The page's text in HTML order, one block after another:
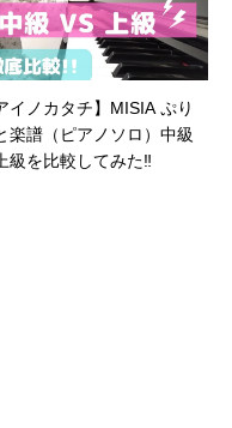
イノカタチ】MISIA ぷり
楽譜（ピアノソロ）中級
級を比較してみた‼︎